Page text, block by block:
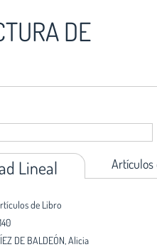
DE
Lineal Artículos
de Libro
DE BALDEÓN, Alicia